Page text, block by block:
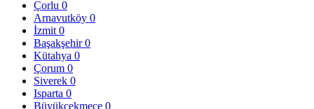
Çorlu 0
Arnavutköy 0
İzmit 0
Başakşehir0
Kütahya 0
Çorum 0
Siverek 0
Isparta 0
Büyükçekmece 0